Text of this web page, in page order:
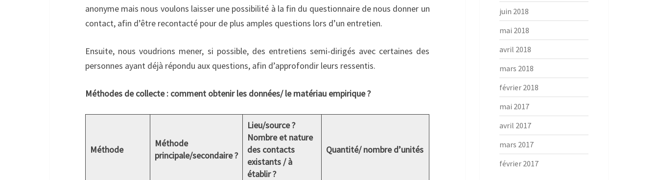
anonyme mais nous voulons laisser une possibilité à la fin du questionnaire de nous donner un
contact, afin d’être recontacté pour de plus amples questions lors d’un entretien.
Ensuite, nous voudrions mener, si possible, des entretiens semi-dirigés avec certaines des
personnes ayant déjà répondu aux questions, afin d’approfondir leurs ressentis.
Méthodes de collecte : comment obtenir les données/ le matériau empirique ?
Méthode
Méthode
principale/secondaire ?
Lieu/source ?
Nombre et nature
des contacts
existants / à
établir ?
Quantité/ nombre d’unités
juin 2018
mai 2018
avril 2018
mars 2018
février 2018
mai 2017
avril 2017
mars 2017
février 2017